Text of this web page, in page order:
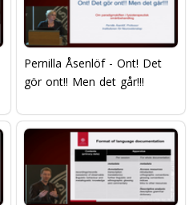
Pernilla Åsenlöf - Ont! Det
gör ont!! Men det går!!!